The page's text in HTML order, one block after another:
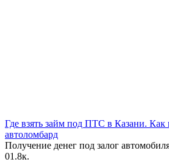
Где взять займ под ПТС в Казани. Как
автоломбард
Получение денег под залог
01.8к.